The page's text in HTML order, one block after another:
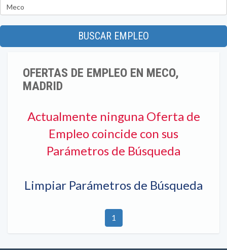
BUSCAR EMPLEO
OFERTAS DE EMPLEO EN MECO,
MADRID
Actualmente ninguna Oferta de
Empleo coincide con sus
Parámetros de Búsqueda
Limpiar Parámetros de Búsqueda
1